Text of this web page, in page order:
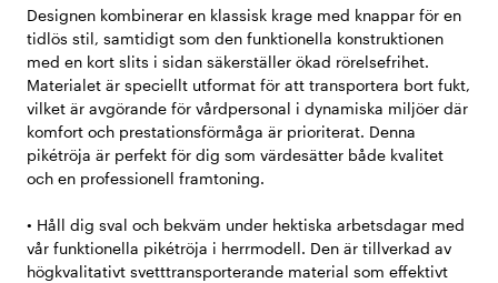
Designen kombinerar en klassisk krage med knappar för en
tidlös stil, samtidigt som den funktionella konstruktionen
med en kort slits i sidan säkerställer ökad rörelsefrihet.
Materialet är speciellt utformat för att transportera bort fukt,
vilket är avgörande för vårdpersonal i dynamiska miljöer där
komfort och prestationsförmåga är prioriterat. Denna
pikétröja är perfekt för dig som värdesätter både kvalitet
och en professionell framtoning.
• Håll dig sval och bekväm under hektiska arbetsdagar med
vår funktionella pikétröja i herrmodell. Den är tillverkad av
högkvalitativt svetttransporterande material som effektivt